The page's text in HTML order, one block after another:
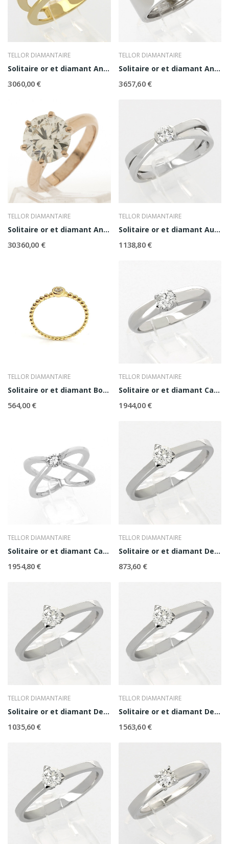
TELLOR DIAMANTAIRE
Solitaire or et diamant Anaelle
3 060,00 €
TELLOR DIAMANTAIRE
Solitaire or et diamant Angelique
3 657,60 €
TELLOR DIAMANTAIRE
Solitaire or et diamant Anna
30 360,00 €
TELLOR DIAMANTAIRE
Solitaire or et diamant Aurélie
1 138,80 €
TELLOR DIAMANTAIRE
Solitaire or et diamant Boule
564,00 €
TELLOR DIAMANTAIRE
Solitaire or et diamant Camille
1 944,00 €
TELLOR DIAMANTAIRE
Solitaire or et diamant Cassandra
1 954,80 €
TELLOR DIAMANTAIRE
Solitaire or et diamant Denise 0,15 ct
873,60 €
TELLOR DIAMANTAIRE
Solitaire or et diamant Denise 0,20 ct
1 035,60 €
TELLOR DIAMANTAIRE
Solitaire or et diamant Denise 0,30 ct
1 563,60 €